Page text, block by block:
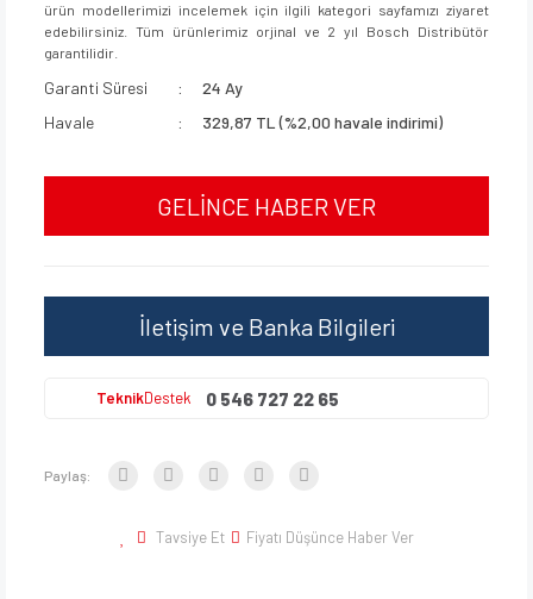
ürün modellerimizi incelemek için ilgili kategori sayfamızı ziyaret
edebilirsiniz. Tüm ürünlerimiz orjinal ve 2 yıl Bosch Distribütör
garantilidir.
Garanti Süresi
24 Ay
Havale
329,87 TL (%2,00 havale indirimi)
GELİNCE HABER VER
İletişim ve Banka Bilgileri
TeknikDestek 0 546 727 22 65
Paylaş:
Tavsiye Et Fiyatı Düşünce Haber Ver